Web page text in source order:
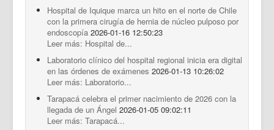
Hospital de Iquique marca un hito en el norte de Chile
con la primera cirugía de hernia de núcleo pulposo por
endoscopía 2026-01-16 12:50:23
Leer más: Hospital de...
Laboratorio clínico del hospital regional inicia era digital
en las órdenes de exámenes 2026-01-13 10:26:02
Leer más: Laboratorio...
Tarapacá celebra el primer nacimiento de 2026 con la
llegada de un Ángel 2026-01-05 09:02:11
Leer más: Tarapacá...